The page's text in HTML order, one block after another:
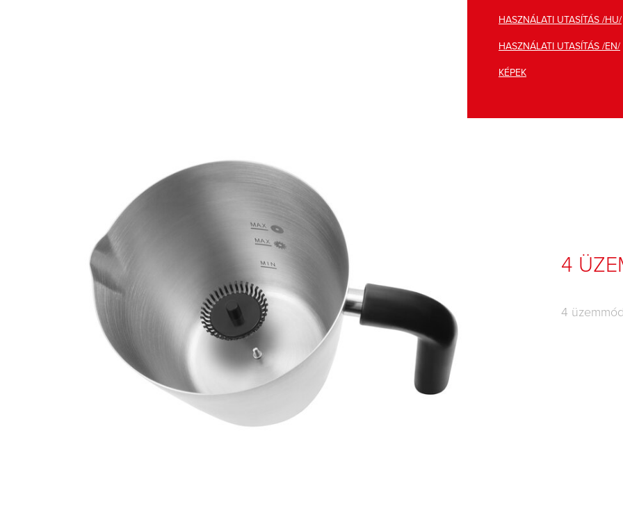
HASZNÁLATI UTASÍTÁS /HU/
HASZNÁLATI UTASÍTÁS /EN/
KÉPEK
4
4